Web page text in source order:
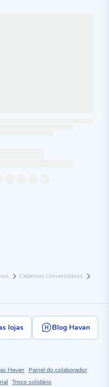
Cadernos Universitários
lojas Blog Havan
Havan
Painel do colaborador
Troco solidário